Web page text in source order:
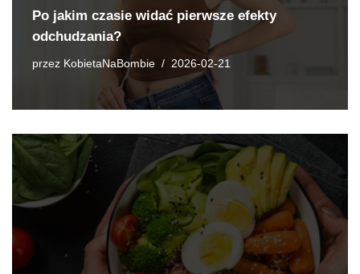
Po jakim czasie widać pierwsze efekty
odchudzania?
przez KobietaNaBombie 2026-02-21